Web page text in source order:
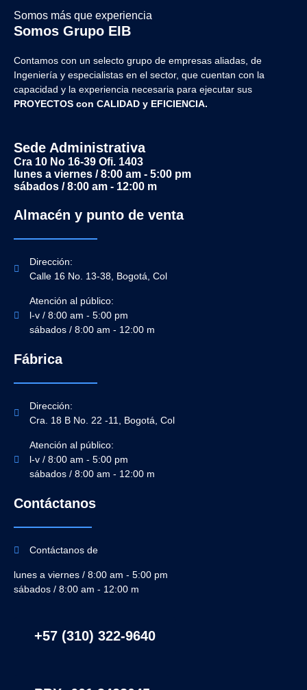
Somos más que experiencia
Somos Grupo EIB
Contamos con un selecto grupo de empresas aliadas, de
Ingeniería y especialistas en el sector, que cuentan con la
capacidad y la experiencia necesaria para ejecutar sus
PROYECTOS con CALIDAD y EFICIENCIA.
Sede Administrativa
Cra 10 No 16-39 Ofi. 1403
lunes a viernes / 8:00 am - 5:00 pm
sábados / 8:00 am - 12:00 m
Almacén y punto de venta
Dirección:
Calle 16 No. 13-38, Bogotá, Col
Atención al público:
l-v / 8:00 am - 5:00 pm
sábados / 8:00 am - 12:00 m
Fábrica
Dirección:
Cra. 18 B No. 22 -11, Bogotá, Col
Atención al público:
l-v / 8:00 am - 5:00 pm
sábados / 8:00 am - 12:00 m
Contáctanos
Contáctanos de
lunes a viernes / 8:00 am - 5:00 pm
sábados / 8:00 am - 12:00 m
+57 (310) 322-9640